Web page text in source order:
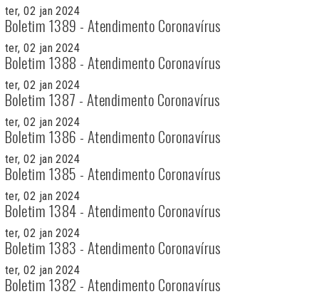
ter, 02 jan 2024
Boletim 1389 - Atendimento Coronavírus
ter, 02 jan 2024
Boletim 1388 - Atendimento Coronavírus
ter, 02 jan 2024
Boletim 1387 - Atendimento Coronavírus
ter, 02 jan 2024
Boletim 1386 - Atendimento Coronavírus
ter, 02 jan 2024
Boletim 1385 - Atendimento Coronavírus
ter, 02 jan 2024
Boletim 1384 - Atendimento Coronavírus
ter, 02 jan 2024
Boletim 1383 - Atendimento Coronavírus
ter, 02 jan 2024
Boletim 1382 - Atendimento Coronavírus